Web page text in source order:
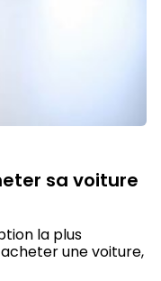
sa voiture
la plus
une voiture,